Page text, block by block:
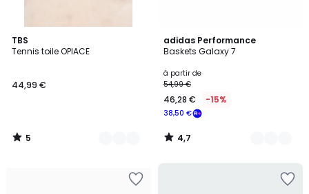
TBS
Tennis toile OPIACE
44,99 €
5
/
7
Couleurs
5
/
adidas Performance
Baskets Galaxy 7
à partir de
38,50 €
54,99 €
46,28 € -15%
4,7
/ 5
10
Couleurs
4,7
/